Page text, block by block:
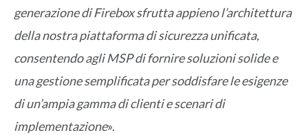
generazione di Firebox sfrutta appieno l’architettura
della nostra piattaforma di sicurezza unificata,
consentendo agli MSP di fornire soluzioni solide e
una gestione semplificata per soddisfare le esigenze
di un’ampia gamma di clienti e scenari di
implementazione».